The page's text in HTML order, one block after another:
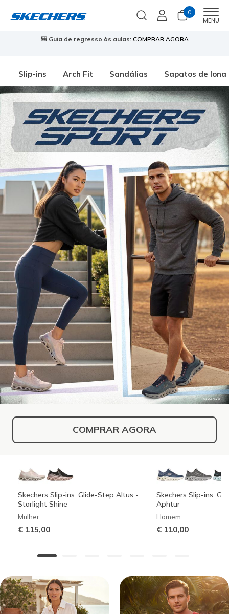
0
MENU
🎒 Guia de regresso às aulas: COMPRAR AGORA
Slip-ins Arch Fit Sandálias Sapatos de lona
COMPRAR AGORA
Skechers Slip-ins: Glide-Step Altus -
Starlight Shine
Mulher
€ 115,00
Skechers Slip-ins:
Aphtur
Homem
€ 110,00